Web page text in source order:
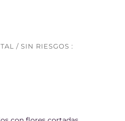
/ SIN RIESGOS :